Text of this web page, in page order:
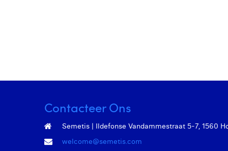
Contacteer Ons
Semetis | Ildefonse Vandammestraat 5-7, 1560
welcome@semetis.com